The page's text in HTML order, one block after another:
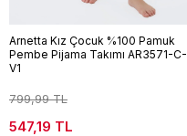
Arnetta Kız Çocuk %100 Pamuk
Pembe Pijama Takımı AR3571-C-
V1
799,99 TL
547,19 TL